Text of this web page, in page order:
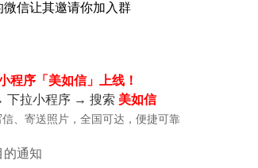
号之后多会问这个问题!这里我来统一答复
释放人员...
信让其邀请你加入群
程序「美如信」上线！
下拉小程序 → 搜索 美如信
、寄送照片，全国可达，便捷可靠
的通知